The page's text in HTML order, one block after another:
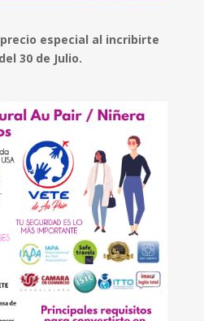
especial al incribirte
30 de Julio.